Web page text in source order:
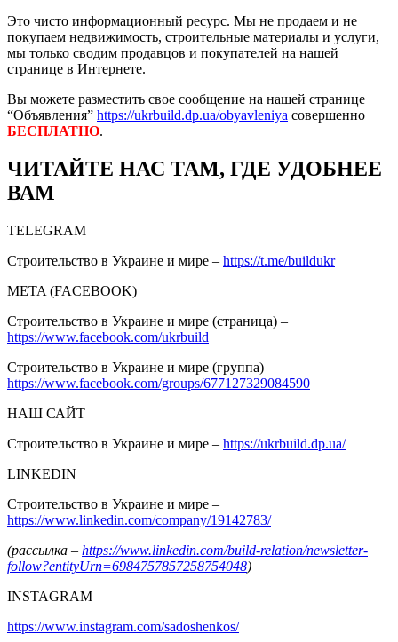
Это чисто информационный ресурс. Мы не продаем и не
покупаем недвижимость, строительные материалы и услуги,
мы только сводим продавцов и покупателей на нашей
странице в Интернете.
Вы можете разместить свое сообщение на нашей странице
“Объявления” https://ukrbuild.dp.ua/obyavleniya совершенно
БЕСПЛАТНО.
ЧИТАЙТЕ НАС ТАМ, ГДЕ УДОБНЕЕ
ВАМ
TELEGRAM
Строительство в Украине и мире – https://t.me/buildukr
META (FACEBOOK)
Строительство в Украине и мире (страница) –
https://www.facebook.com/ukrbuild
Строительство в Украине и мире (группа) –
https://www.facebook.com/groups/677127329084590
НАШ САЙТ
Строительство в Украине и мире – https://ukrbuild.dp.ua/
LINKEDIN
Строительство в Украине и мире –
https://www.linkedin.com/company/19142783/
(рассылка – https://www.linkedin.com/build-relation/newsletter-
follow?entityUrn=6984757857258754048)
INSTAGRAM
https://www.instagram.com/sadoshenkos/